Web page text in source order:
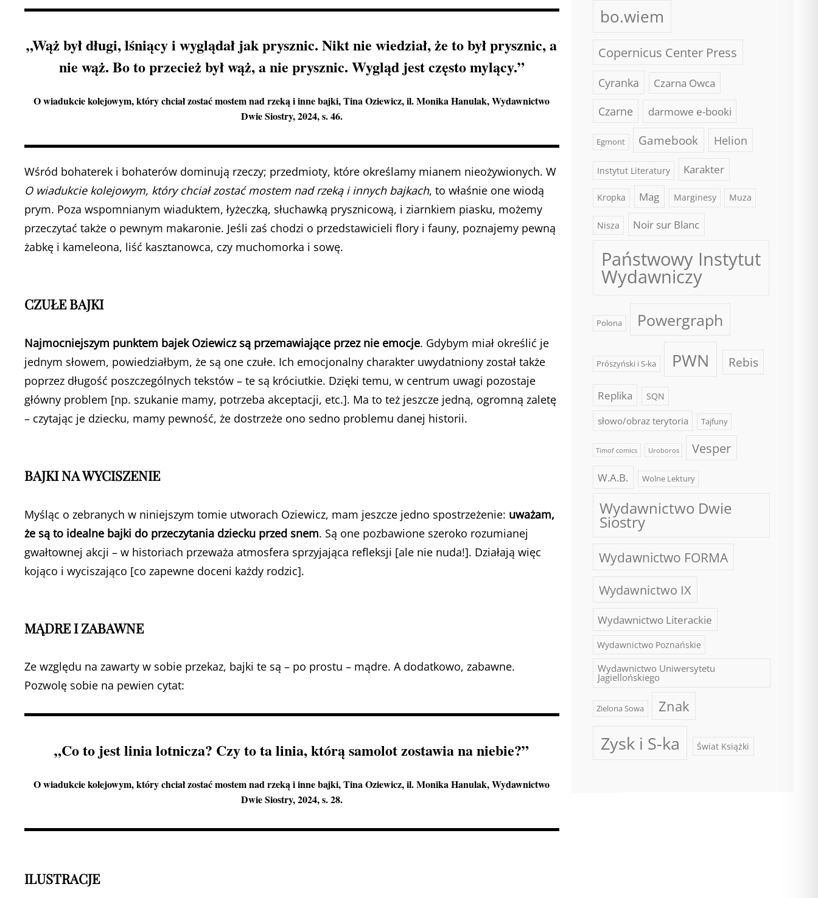
„Wąż był długi, lśniący i wyglądał jak prysznic. Nikt nie wiedział, że to był prysznic, a
nie wąż. Bo to przecież był wąż, a nie prysznic. Wygląd jest często mylący.”
O wiadukcie kolejowym, który chciał zostać mostem nad rzeką i inne bajki, Tina Oziewicz, il. Monika Hanulak, Wydawnictwo
Dwie Siostry, 2024, s. 46.
Wśród bohaterek i bohaterów dominują rzeczy; przedmioty, które określamy mianem nieożywionych. W
O wiadukcie kolejowym, który chciał zostać mostem nad rzeką i innych bajkach, to właśnie one wiodą
prym. Poza wspomnianym wiaduktem, łyżeczką, słuchawką prysznicową, i ziarnkiem piasku, możemy
przeczytać także o pewnym makaronie. Jeśli zaś chodzi o przedstawicieli flory i fauny, poznajemy pewną
żabkę i kameleona, liść kasztanowca, czy muchomorka i sowę.
CZUŁE BAJKI
Najmocniejszym punktem bajek Oziewicz są przemawiające przez nie emocje. Gdybym miał określić je
jednym słowem, powiedziałbym, że są one czułe. Ich emocjonalny charakter uwydatniony został także
poprzez długość poszczególnych tekstów – te są króciutkie. Dzięki temu, w centrum uwagi pozostaje
główny problem [np. szukanie mamy, potrzeba akceptacji, etc.]. Ma to też jeszcze jedną, ogromną zaletę
– czytając je dziecku, mamy pewność, że dostrzeże ono sedno problemu danej historii.
BAJKI NA WYCISZENIE
Myśląc o zebranych w niniejszym tomie utworach Oziewicz, mam jeszcze jedno spostrzeżenie: uważam,
że są to idealne bajki do przeczytania dziecku przed snem. Są one pozbawione szeroko rozumianej
gwałtownej akcji – w historiach przeważa atmosfera sprzyjająca refleksji [ale nie nuda!]. Działają więc
kojąco i wyciszająco [co zapewne doceni każdy rodzic].
MĄDRE I ZABAWNE
Ze względu na zawarty w sobie przekaz, bajki te są – po prostu – mądre. A dodatkowo, zabawne.
Pozwolę sobie na pewien cytat:
„Co to jest linia lotnicza? Czy to ta linia, którą samolot zostawia na niebie?”
O wiadukcie kolejowym, który chciał zostać mostem nad rzeką i inne bajki, Tina Oziewicz, il. Monika Hanulak, Wydawnictwo
Dwie Siostry, 2024, s. 28.
ILUSTRACJE
bo.wiem
Copernicus Center Press
Cyranka Czarna Owca
Czarne darmowe e-booki
Egmont Gamebook Helion
Instytut Literatury Karakter
Kropka Mag Marginesy Muza
Nisza Noir sur Blanc
Państwowy Instytut
Wydawniczy
Polona Powergraph
Prószyński i S-ka PWN Rebis
Replika SQN
słowo/obraz terytoria Tajfuny
Timof comics Uroboros Vesper
W.A.B. Wolne Lektury
Wydawnictwo Dwie
Siostry
Wydawnictwo FORMA
Wydawnictwo IX
Wydawnictwo Literackie
Wydawnictwo Poznańskie
Wydawnictwo Uniwersytetu
Jagiellońskiego
Zielona Sowa Znak
Zysk i S-ka Świat Książki